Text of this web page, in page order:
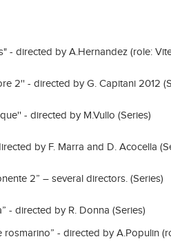
- directed by A.Hernandez (role:
2'' - directed by G. Capitani 2012
- directed by M.Vullo (Series)
by F. Marra and D. Acocella
2” – several directors. (Series)
- directed by R. Donna (Series)
rosmarino” - directed by A.Populin